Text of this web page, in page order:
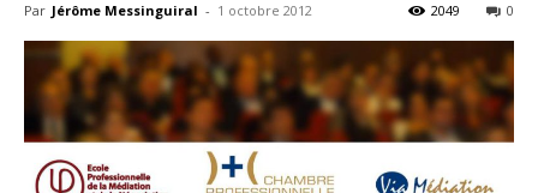
Par Jérôme Messinguiral - 1 octobre 2012 0
2049